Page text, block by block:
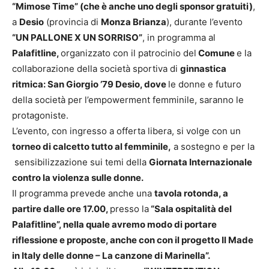
“Mimose Time” (che è anche uno degli sponsor gratuiti),
a Desio (provincia di Monza Brianza), durante l’evento
“UN PALLONE X UN SORRISO”, in programma al
Palafitline,organizzato con il patrocinio del Comunee la
collaborazione della società sportiva di ginnastica
ritmica:San Giorgio ’79 Desio, dove le donne e futuro
della società per l’empowerment femminile, saranno le
protagoniste.
L’evento, con ingresso a offerta libera, si volge con un
torneo di calcetto tutto al femminile, a sostegno e per la
sensibilizzazione sui temi della Giornata Internazionale
contro la violenza sulle donne.
Il programma prevede anche una tavola rotonda, a
partire dalle ore 17.00, presso la“Sala ospitalità del
Palafitline”, nella quale avremo modo di portare
riflessione e proposte, anche con con il progetto Il Made
in Italy delle donne – La canzone di Marinella”.